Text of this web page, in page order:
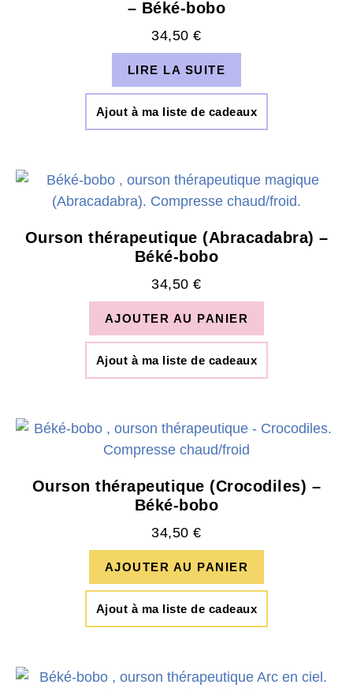
– Béké-bobo
34,50€
LIRE LA SUITE
Ajout à ma liste de cadeaux
Ourson thérapeutique (Abracadabra) –
Béké-bobo
34,50€
AJOUTER AU PANIER
Ajout à ma liste de cadeaux
Ourson thérapeutique (Crocodiles) –
Béké-bobo
34,50€
AJOUTER AU PANIER
Ajout à ma liste de cadeaux